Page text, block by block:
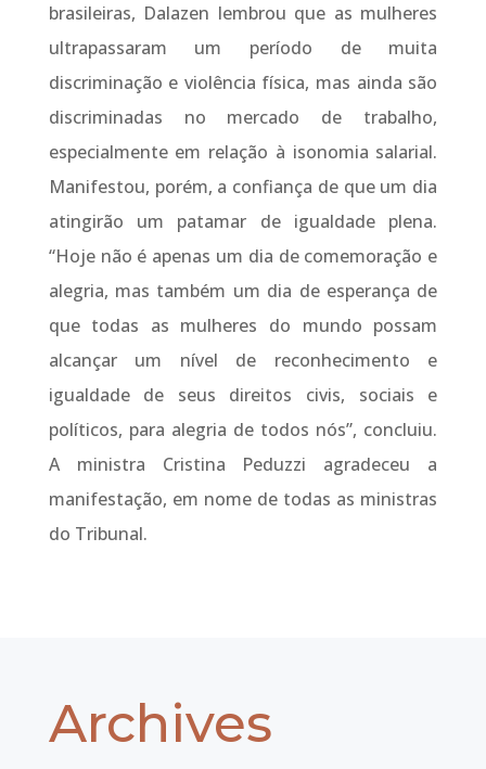
brasileiras, Dalazen lembrou que as mulheres
ultrapassaram um período de muita
discriminação e violência física, mas ainda são
discriminadas no mercado de trabalho,
especialmente em relação à isonomia salarial.
Manifestou, porém, a confiança de que um dia
atingirão um patamar de igualdade plena.
“Hoje não é apenas um dia de comemoração e
alegria, mas também um dia de esperança de
que todas as mulheres do mundo possam
alcançar um nível de reconhecimento e
igualdade de seus direitos civis, sociais e
políticos, para alegria de todos nós”, concluiu.
A ministra Cristina Peduzzi agradeceu a
manifestação, em nome de todas as ministras
do Tribunal.
Archives